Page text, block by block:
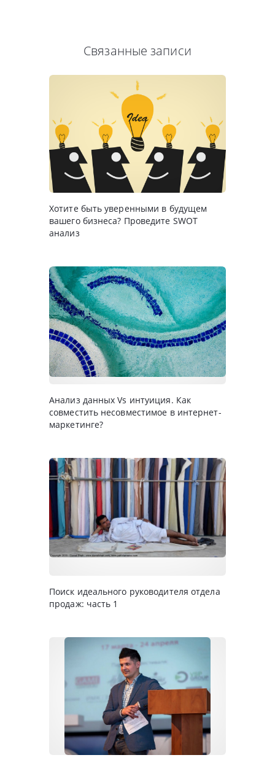
Связанные записи
Хотите быть уверенными в будущем
вашего бизнеса? Проведите SWOT
анализ
Анализ данных Vs интуиция. Как
совместить несовместимое в интернет-
маркетинге?
Поиск идеального руководителя отдела
продаж: часть 1